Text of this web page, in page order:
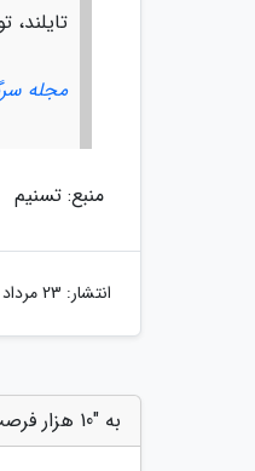
تایلند،
مجله
منبع: تسنیم
انتشار: 23 مرداد 1400
به "10 هزار فرصت شغلی در شهرستان خمین ایجاد می گردد" امتیاز دهید